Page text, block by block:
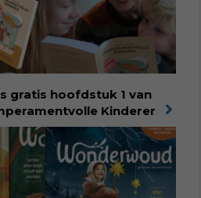
gratis hoofdstuk 1 van
Kinderen
van pedagoog
Bronsveld. In het boek
kinderen
je 25 jaar aan kennis en
Met ruim 50.000